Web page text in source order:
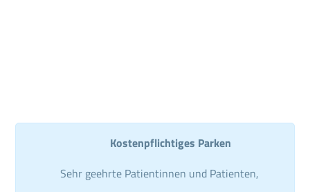
Kostenpflichtiges Parken
Sehr geehrte Patientinnen und Patienten,